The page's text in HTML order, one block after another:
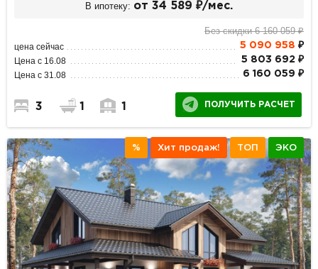
В ипотеку: от 34 589 ₽/мес.
Без скидки 6 160 059 ₽
цена сейчас 5 090 958 ₽
Цена с 16.08 5 803 692 ₽
Цена с 31.08 6 160 059 ₽
3 1 1 ПОЛУЧИТЬ РАСЧЕТ
% Хит продаж! ТОП ЭКО